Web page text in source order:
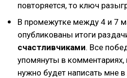
повторяется, то ключ
В промежутке между 4 и 7
опубликованы итоги
счастливчиками. Все
упомянуты в
нужно будет написать мне